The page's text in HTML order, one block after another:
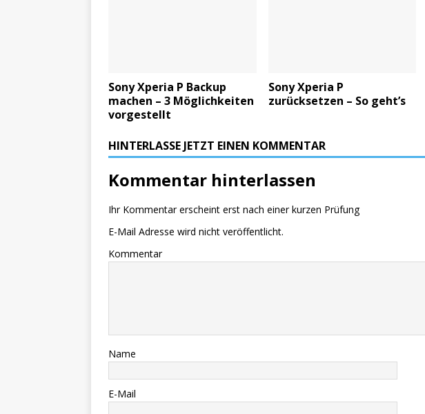
Sony Xperia P Backup
machen – 3 Möglichkeiten
vorgestellt
Sony Xperia P
zurücksetzen – So geht’s
HINTERLASSE JETZT EINEN KOMMENTAR
Kommentar hinterlassen
Ihr Kommentar erscheint erst nach einer kurzen Prüfung
E-Mail Adresse wird nicht veröffentlicht.
Kommentar
Name
E-Mail